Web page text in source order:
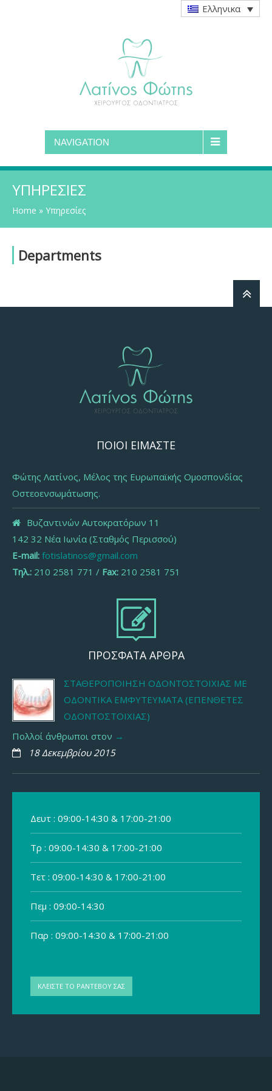
Ελληνικα
NAVIGATION
ΥΠΗΡΕΣΊΕΣ
Home » Υπηρεσίες
Departments
ΠΟΙΟΙ ΕΙΜΑΣΤΕ
Φώτης Λατίνος, Μέλος της Ευρωπαϊκής Ομοσπονδίας
Οστεοενσωμάτωσης.
Βυζαντινών Αυτοκρατόρων 11
142 32 Νέα Ιωνία (Σταθμός Περισσού)
E-mail: fotislatinos@gmail.com
Τηλ.: 210 2581 771 / Fax: 210 2581 751
ΠΡΟΣΦΑΤΑ ΑΡΘΡΑ
ΣΤΑΘΕΡΟΠΟΊΗΣΗ ΟΔΟΝΤΟΣΤΟΙΧΊΑΣ ΜΕ
ΟΔΟΝΤΙΚΆ ΕΜΦΥΤΕΎΜΑΤΑ (ΕΠΈΝΘΕΤΕΣ
ΟΔΟΝΤΟΣΤΟΙΧΊΑΣ)
Πολλοί άνθρωποι στον
18 Δεκεμβρίου 2015
Δευτ : 09:00-14:30 & 17:00-21:00
Τρ : 09:00-14:30 & 17:00-21:00
Τετ : 09:00-14:30 & 17:00-21:00
Πεμ : 09:00-14:30
Παρ : 09:00-14:30 & 17:00-21:00
ΚΛΕΙΣΤΕ ΤΟ ΡΑΝΤΕΒΟΥ ΣΑΣ